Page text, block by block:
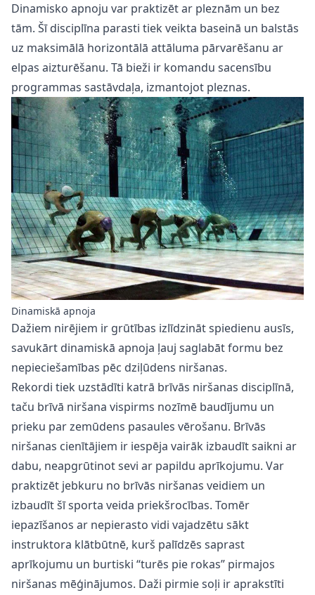
Dinamisko apnoju var praktizēt ar pleznām un bez
tām. Šī disciplīna parasti tiek veikta baseinā un balstās
uz maksimālā horizontālā attāluma pārvarēšanu ar
elpas aizturēšanu. Tā bieži ir komandu sacensību
programmas sastāvdaļa, izmantojot pleznas.
Dinamiskā apnoja
Dažiem nirējiem ir grūtības izlīdzināt spiedienu ausīs,
savukārt dinamiskā apnoja ļauj saglabāt formu bez
nepieciešamības pēc dziļūdens niršanas.
Rekordi tiek uzstādīti katrā brīvās niršanas disciplīnā,
taču brīvā niršana vispirms nozīmē baudījumu un
prieku par zemūdens pasaules vērošanu. Brīvās
niršanas cienītājiem ir iespēja vairāk izbaudīt saikni ar
dabu, neapgrūtinot sevi ar papildu aprīkojumu. Var
praktizēt jebkuru no brīvās niršanas veidiem un
izbaudīt šī sporta veida priekšrocības. Tomēr
iepazīšanos ar nepierasto vidi vajadzētu sākt
instruktora klātbūtnē, kurš palīdzēs saprast
aprīkojumu un burtiski “turēs pie rokas” pirmajos
niršanas mēģinājumos. Daži pirmie soļi ir aprakstīti